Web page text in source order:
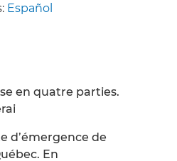
Español
en quatre parties.
d’émergence de
En